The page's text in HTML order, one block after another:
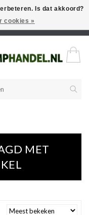
zoekt en deze niet kan
contact op!
MET
Is dat akkoord?
cookies »